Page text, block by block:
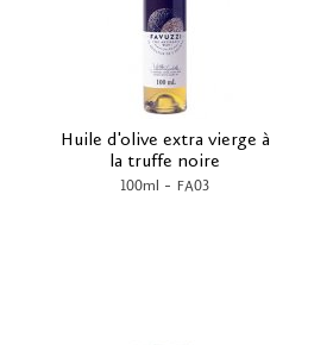
Huile d'olive extra vierge à
la truffe noire
100ml - FA03